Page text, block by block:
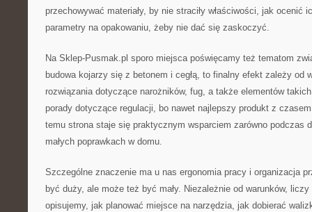
przechowywać materiały, by nie straciły właściwości, jak ocenić
parametry na opakowaniu, żeby nie dać się zaskoczyć.
Na Sklep-Pusmak.pl sporo miejsca poświęcamy też tematom
budowa kojarzy się z betonem i cegłą, to finalny efekt zależy od
rozwiązania dotyczące narożników, fug, a także elementów
porady dotyczące regulacji, bo nawet najlepszy produkt z
temu strona staje się praktycznym wsparciem zarówno podczas
małych poprawkach w domu.
Szczególne znaczenie ma u nas ergonomia pracy i organizacja
być duży, ale może też być mały. Niezależnie od warunków,
opisujemy, jak planować miejsce na narzędzia, jak dobierać